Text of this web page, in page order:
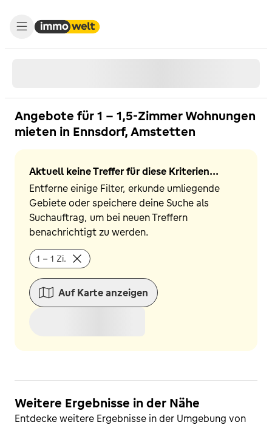
Angebote für 1 - 1,5-Zimmer Wohnungen
mieten in Ennsdorf, Amstetten
Aktuell keine Treffer für diese Kriterien...
Entferne einige Filter, erkunde umliegende
Gebiete oder speichere deine Suche als
Suchauftrag, um bei neuen Treffern
benachrichtigt zu werden.
1 - 1 Zi.
Auf Karte anzeigen
Weitere Ergebnisse in der Nähe
Entdecke weitere Ergebnisse in der Umgebung von